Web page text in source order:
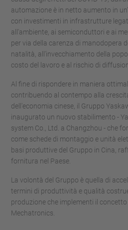
automazione è in netto aumento in
con investimenti in infrastrutture
all'ambiente, ai semiconduttori e ai
per via della carenza di manodopera
natalità, all'invecchiamento della
costo del lavoro e al rischio di
Al fine di rispondere in maniera
contribuendo al contempo alla
dell'economia cinese, il Gruppo
inaugurato un nuovo stabilimento -
system Co., Ltd. a Changzhou - che
come schede di montaggio e unità
basi produttive del Gruppo in Cina,
fornitura nel Paese.
La volontà del Gruppo è quella di
termini di produttività e qualità
produzione che implementi il concetto
Mechatronics.